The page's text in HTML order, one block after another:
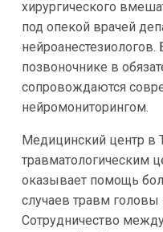
хирургического
под опекой врачей
позвоночнике в
сопровождаются
нейромониторингом.
Медицинский центр в
травматологическим
оказывает помощь
случаев травм головы
Сотрудничество